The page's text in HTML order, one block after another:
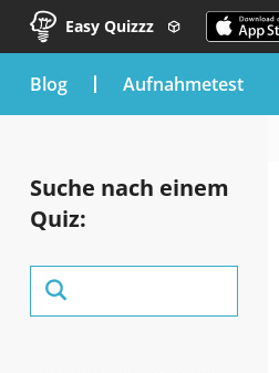
Easy Quizzz
blog Aufnahmetest
Suche nach einem
Quiz: